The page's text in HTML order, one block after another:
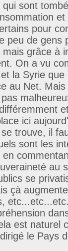
sont
pour
peu de gens
grâce à
On a vu
la Syrie que
au Net.
ici
trouve, il
sont les
au
se
çà
est naturel
le Pays